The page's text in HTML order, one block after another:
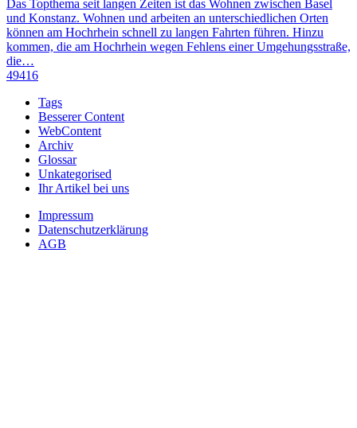
Das Topthema seit langen Zeiten ist das Wohnen zwischen Basel
und Konstanz. Wohnen und arbeiten an unterschiedlichen Orten
können am Hochrhein schnell zu langen Fahrten führen. Hinzu
kommen, die am Hochrhein wegen Fehlens einer Umgehungsstraße,
die…
49416
Tags
Besserer Content
WebContent
Archiv
Glossar
Unkategorised
Ihr Artikel bei uns
Impressum
Datenschutzerklärung
AGB